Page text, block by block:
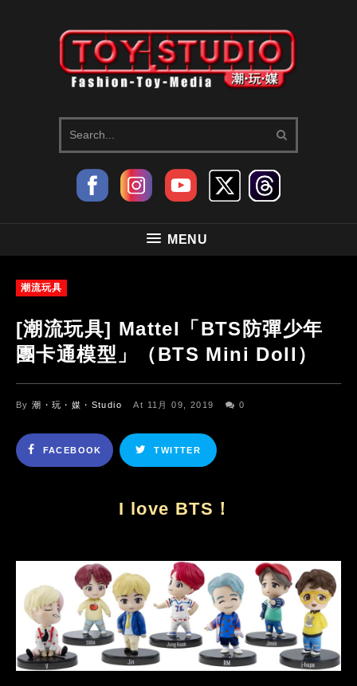
MENU
潮流玩具
[潮流玩具] Mattel「BTS防彈少年
團卡通模型」（BTS Mini Doll）
By潮・玩・媒・Studio At 11月 09, 2019 0
FACEBOOK TWITTER
I love BTS！